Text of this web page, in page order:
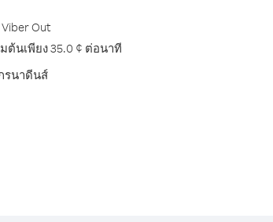
Out
นเพียง 35.0 ¢ ต่อนาที
รนาดีนส์